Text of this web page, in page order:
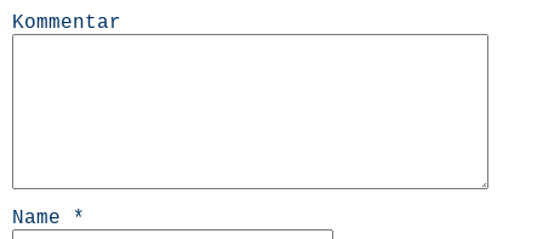
Kommentar
Name *